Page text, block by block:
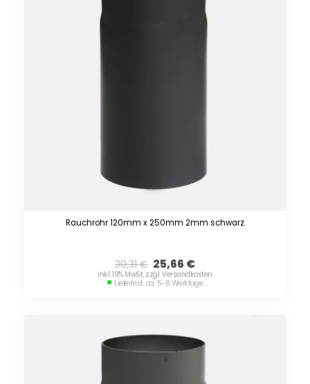
Rauchrohr 120mm x 250mm 2mm schwarz
30,31€ 25,66 €
inkl. 19% MwSt. zzgl. Versandkosten
Lieferfrist: ca. 5-8 Werktage.